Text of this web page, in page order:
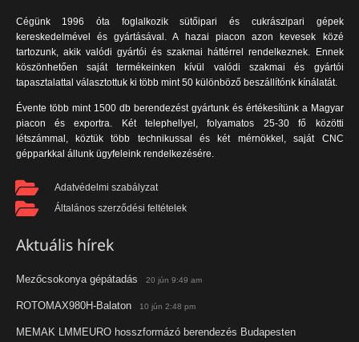
Cégünk 1996 óta foglalkozik sütőipari és cukrászipari gépek
kereskedelmével és gyártásával. A hazai piacon azon kevesek közé
tartozunk, akik valódi gyártói és szakmai háttérrel rendelkeznek. Ennek
köszönhetően saját termékeinken kívül valódi szakmai és gyártói
tapasztalattal választottuk ki több mint 50 különböző beszállítónk kínálatát.
Évente több mint 1500 db berendezést gyártunk és értékesítünk a Magyar
piacon és exportra. Két telephellyel, folyamatos 25-30 fő közötti
létszámmal, köztük több technikussal és két mérnökkel, saját CNC
gépparkkal állunk ügyfeleink rendelkezésére.
Adatvédelmi szabályzat
Általános szerződési feltételek
Aktuális hírek
Mezőcsokonya gépátadás 20 jún 9:49 am
ROTOMAX980H-Balaton 10 jún 2:48 pm
MEMAK LMMEURO hosszformázó berendezés Budapesten